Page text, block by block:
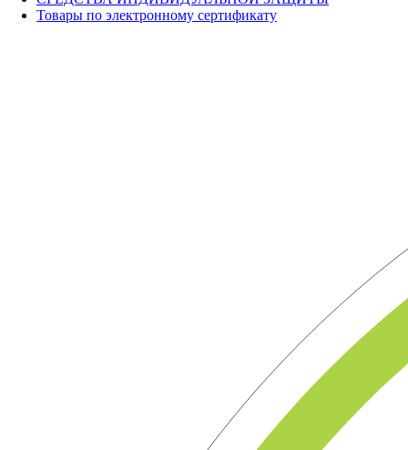
Товары по электронному сертификату